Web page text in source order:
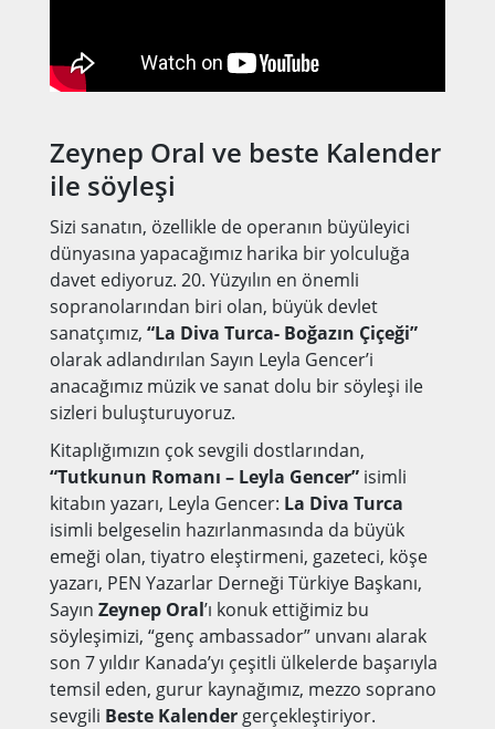
Zeynep Oral ve beste Kalender
ile söyleşi
Sizi sanatın, özellikle de operanın büyüleyici
dünyasına yapacağımız harika bir yolculuğa
davet ediyoruz. 20. Yüzyılın en önemli
sopranolarından biri olan, büyük devlet
sanatçımız, “La Diva Turca- Boğazın Çiçeği”
olarak adlandırılan Sayın Leyla Gencer’i
anacağımız müzik ve sanat dolu bir söyleşi ile
sizleri buluşturuyoruz.
Kitaplığımızın çok sevgili dostlarından,
“Tutkunun Romanı – Leyla Gencer”isimli
kitabın yazarı, Leyla Gencer: La Diva Turca
isimli belgeselin hazırlanmasında da büyük
emeği olan, tiyatro eleştirmeni, gazeteci, köşe
yazarı, PEN Yazarlar Derneği Türkiye Başkanı,
Sayın Zeynep Oral’ı konuk ettiğimiz bu
söyleşimizi, “genç ambassador” unvanı alarak
son 7 yıldır Kanada’yı çeşitli ülkelerde başarıyla
temsil eden, gurur kaynağımız, mezzo soprano
sevgili Beste Kalendergerçekleştiriyor.